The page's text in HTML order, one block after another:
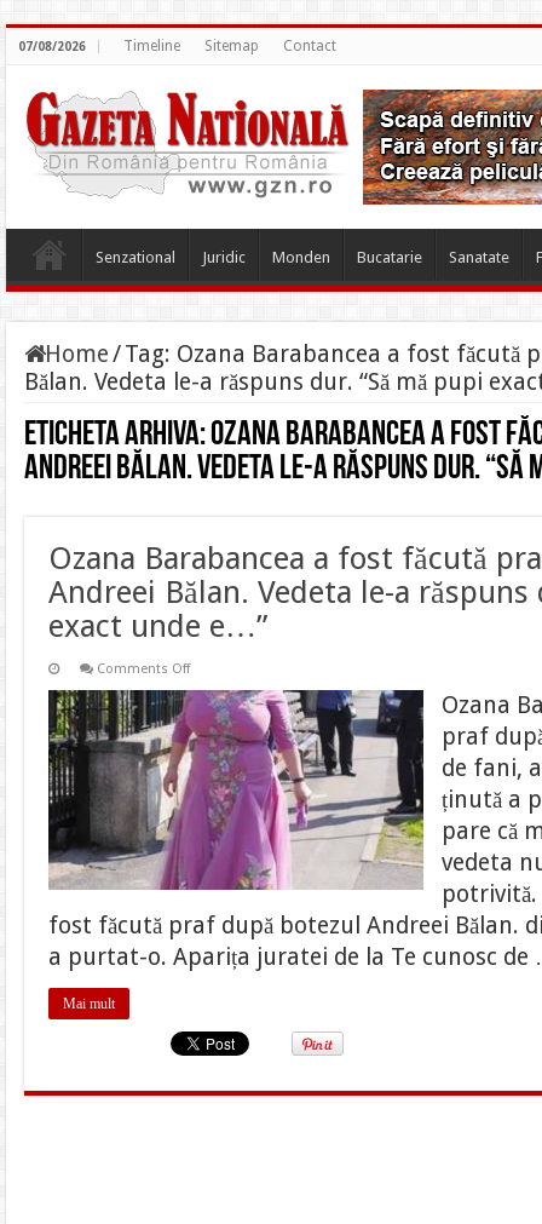
07/08/2026 Timeline Sitemap Contact
Senzational Juridic Monden Bucatarie Sanatate
Home/Tag: Ozana Barabancea a fost făcută
Bălan. Vedeta le-a răspuns dur. “Să mă pupi
Eticheta arhiva:Ozana Barabancea a fost
Andreei Bălan. Vedeta le-a răspuns dur. “Să
Ozana Barabancea a fost făcută
Andreei Bălan. Vedeta le-a răspuns
exact unde e…”
Comments Offon
Barabancea
fost
făcută
praf
după
botezul
Andreei
Bălan.
Vedeta
răspuns
“Să
mă
pupi
exact
Ozana
praf
de fani,
ținută a
pare că
vedeta
potrivită.
fost făcută praf după botezul Andreei Bălan.
a purtat-o. Aparița juratei de la Te cunosc
Mai mult